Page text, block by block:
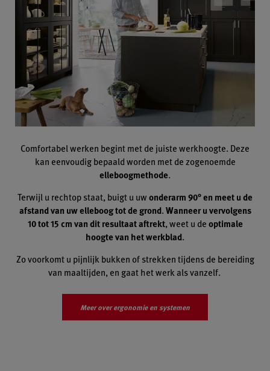
Comfortabel werken begint met de juiste werkhoogte. Deze
kan eenvoudig bepaald worden met de zogenoemde
elleboogmethode.
Terwijl u rechtop staat, buigt u uwonderarm 90° en meet u de
afstand van uw elleboog tot de grond.Wanneer u vervolgens
10 tot 15 cm van dit resultaat aftrekt, weet u deoptimale
hoogte van het werkblad.
Zo voorkomt u pijnlijk bukken of strekken tijdens de bereiding
van maaltijden, en gaat het werk als vanzelf.
Meer over ergonomie en systemen